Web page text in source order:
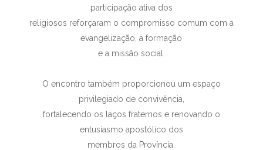
participação ativa dos
religiosos reforçaram o compromisso comum com a
evangelização, a formação
e a missão social.
O encontro também proporcionou um espaço
privilegiado de convivência,
fortalecendo os laços fraternos e renovando o
entusiasmo apostólico dos
membros da Província.